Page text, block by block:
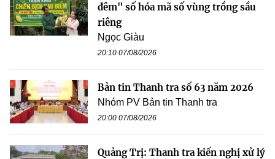
đêm" số hóa mã số vùng trồng sầu
riêng
Ngọc Giàu
20:10 07/08/2026
Bản tin Thanh tra số 63 năm 2026
Nhóm PV Bản tin Thanh tra
20:00 07/08/2026
Quảng Trị: Thanh tra kiến nghị xử lý